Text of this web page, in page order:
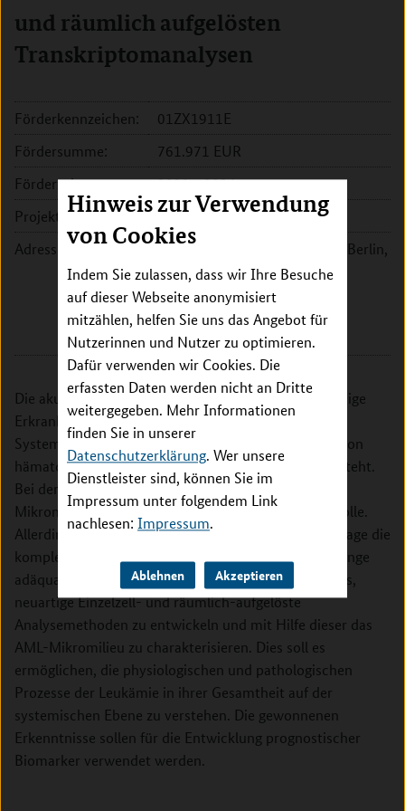
Hinweis zur Verwendung
von Cookies
Indem Sie zulassen, dass wir Ihre Besuche
auf dieser Webseite anonymisiert
mitzählen, helfen Sie uns das Angebot für
Nutzerinnen und Nutzer zu optimieren.
Dafür verwenden wir Cookies. Die
erfassten Daten werden nicht an Dritte
weitergegeben. Mehr Informationen
finden Sie in unserer
Datenschutzerklärung. Wer unsere
Dienstleister sind, können Sie im
Impressum unter folgendem Link
nachlesen: Impressum.
Ablehnen Akzeptieren
und räumlich aufgelösten
Transkriptomanalysen
Förderkennzeichen:
01ZX1911E
Fördersumme:
761.971 EUR
Förderzeitraum:
2021 - 2024
Projektleitung:
Dr. Simon Haas
Adresse:
Charité - Universitätsmedizin Berlin,
Charité-BIH Centrum für
Therapieforschung
Charitéplatz 1
10117 Berlin
Die akute myeloische Leukämie (AML) ist eine bösartige
Erkrankung des hämatopoetischen (blutbildenden)
Systems im Knochenmark, die durch die Entartung von
hämatopoetischen Stamm- und Vorläuferzellen entsteht.
Bei der Entwicklung dieser Erkrankung spielt das
Mikromilieu im Knochenmark eine herausragende Rolle.
Allerdings sind derzeitige Technologien nicht in der Lage die
komplexen molekularen und zellulären Zusammenhänge
adäquat darzustellen. Das Ziel dieses Vorhabens ist es,
neuartige Einzelzell- und räumlich-aufgelöste
Analysemethoden zu entwickeln und mit Hilfe dieser das
AML-Mikromilieu zu charakterisieren. Dies soll es
ermöglichen, die physiologischen und pathologischen
Prozesse der Leukämie in ihrer Gesamtheit auf der
systemischen Ebene zu verstehen. Die gewonnenen
Erkenntnisse sollen für die Entwicklung prognostischer
Biomarker verwendet werden.